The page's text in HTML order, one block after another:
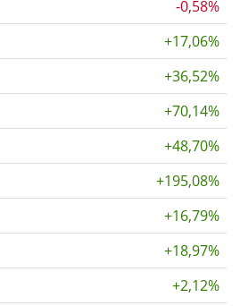
-0,58%
+17,06%
+36,52%
+70,14%
+48,70%
+195,08%
+16,79%
+18,97%
+2,12%